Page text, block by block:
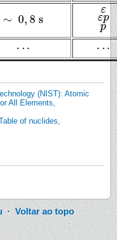
∼ 0, 8 s
∼ 0,8s
ε
ε
εp
εp
p
p
. . .
. . . . .
. .
(NIST): Atomic
All Elements
of nuclides
·Voltar ao topo